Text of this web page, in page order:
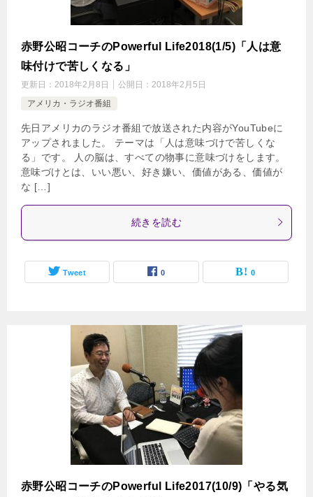
赤野公昭コーチのPowerful Life2018(1/5)「人は意
味付けで苦しくなる」
更新日： 2018年2月8日 公開日： 2018年2月5日
アメリカ・ラジオ番組
先日アメリカのラジオ番組で放送された内容がYouTubeに
アップされました。 テーマは「人は意味づけで苦しくな
る」です。 人の脳は、すべての物事に意味づけをします。
意味づけとは、いい悪い、好き嫌い、価値がある、価値が
な […]
続きを読む
Tweet 0 0
赤野公昭コーチのPowerful Life2017(10/9)「やる気